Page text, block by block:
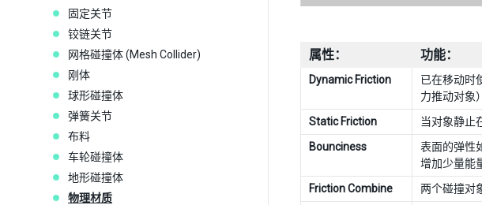
固定关节
铰链关节
网格碰撞体 (Mesh Collider)
刚体
球形碰撞体
弹簧关节
布料
车轮碰撞体
地形碰撞体
物理材质
属性： 功能：
Dynamic Friction
已在移动时
力推动对象
Static Friction
当对象静止
Bounciness
表面的弹性
增加少量能
Friction Combine
两个碰撞对